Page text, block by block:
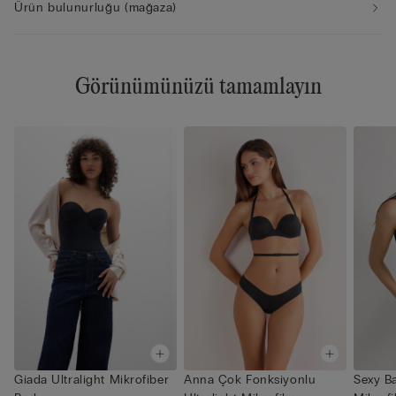
Ürün bulunurluğu (mağaza)
Görünümünüzü tamamlayın
Giada Ultralight Mikrofiber
Anna Çok Fonksiyonlu
Sexy